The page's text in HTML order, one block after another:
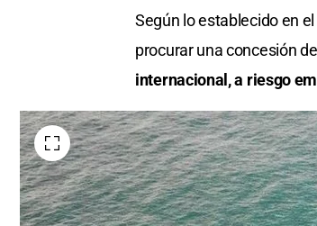
Según lo establecido en
procurar una concesión
internacional, a riesgo